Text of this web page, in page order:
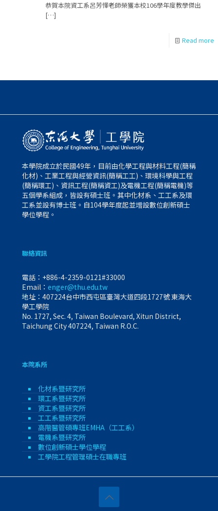
恭賀本院資工系呂芳懌老師榮獲本校106學年度教學傑出
[…]
Read more
本學院成立於民國49年，目前由化學工程與材料工程(簡稱
化材)、工業工程與經營資訊(簡稱工工)、環境科學與工程
(簡稱環工)、資訊工程(簡稱資工)及電機工程(簡稱電機)等
五個學系組成，皆設有碩士班。其中化材系、工工系及環
工系並設有博士班。自104學年度起並增設數位創新碩士
學位學程。
聯絡資訊
電話： +886-4-2359-0121#33000
Email： enger@thu.edu.tw
地址：407224台中市西屯區臺灣大道四段1727號 東海大
學工學院
No. 1727, Sec. 4, Taiwan Boulevard, Xitun District,
Taichung City 407224, Taiwan R.O.C.
本院系所
化材系暨研究所
環工系暨研究所
資工系暨研究所
工工系暨研究所
高階醫管碩專班EMHA（工工系）
電機系暨研究所
數位創新碩士學位學程
工學院工程管理碩士在職專班